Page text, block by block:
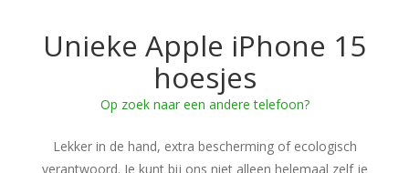
Unieke Apple iPhone 15
hoesjes
Op zoek naar een andere telefoon?
Lekker in de hand, extra bescherming of ecologisch
verantwoord. Je kunt bij ons niet alleen helemaal zelf je